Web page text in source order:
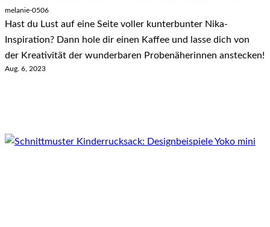
melanie-0506
Hast du Lust auf eine Seite voller kunterbunter Nika-
Inspiration? Dann hole dir einen Kaffee und lasse dich von
der Kreativität der wunderbaren Probenäherinnen anstecken!
Aug. 6, 2023